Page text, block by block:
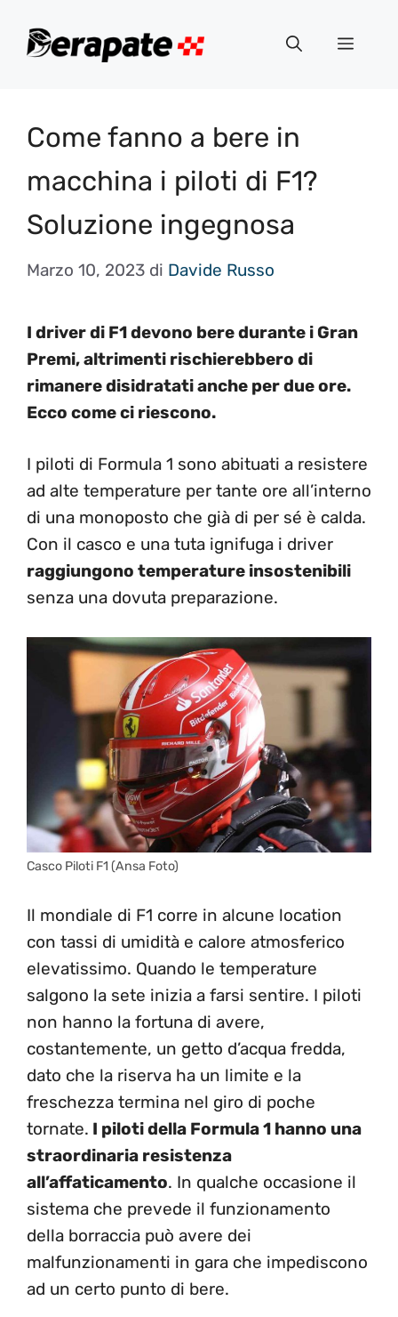
Menu
Come fanno a bere in
macchina i piloti di F1?
Soluzione ingegnosa
Marzo 10, 2023 di Davide Russo
I driver di F1 devono bere durante i Gran
Premi, altrimenti rischierebbero di
rimanere disidratati anche per due ore.
Ecco come ci riescono.
I piloti di Formula 1 sono abituati a resistere
ad alte temperature per tante ore all’interno
di una monoposto che già di per sé è calda.
Con il casco e una tuta ignifuga i driver
raggiungono temperature insostenibili
senza una dovuta preparazione.
Casco Piloti F1 (Ansa Foto)
Il mondiale di F1 corre in alcune location
con tassi di umidità e calore atmosferico
elevatissimo. Quando le temperature
salgono la sete inizia a farsi sentire. I piloti
non hanno la fortuna di avere,
costantemente, un getto d’acqua fredda,
dato che la riserva ha un limite e la
freschezza termina nel giro di poche
tornate. I piloti della Formula 1 hanno una
straordinaria resistenza
all’affaticamento. In qualche occasione il
sistema che prevede il funzionamento
della borraccia può avere dei
malfunzionamenti in gara che impediscono
ad un certo punto di bere.